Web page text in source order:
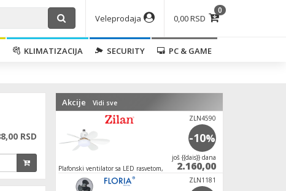
0,00 RSD
0
Veleprodaja
KLIMATIZACIJA SECURITY
PC & GAME
RSD
Akcije Vidi sve
Plafonski ventilator sa LED rasvetom, E27, 15W
ZLN4590
-10%
јoš {{dais}} dana
2.160,00
ZLN1181